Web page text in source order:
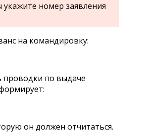
номер заявления
на командировку:
проводки по выдаче
он должен отчитаться.